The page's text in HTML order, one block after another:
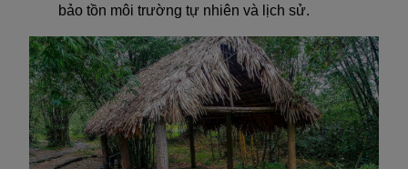
bảo tồn môi trường tự nhiên và lịch sử.